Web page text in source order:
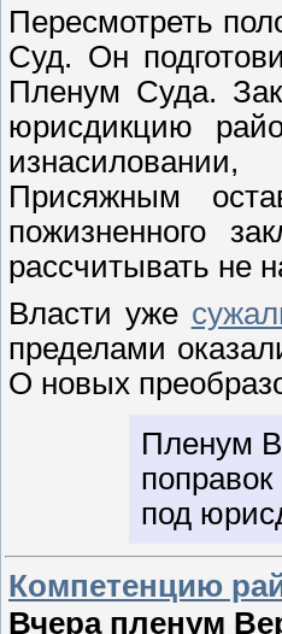
Пересмотреть
Суд. Он
Пленум Суда.
юрисдикцию
Присяжным
пожизненного
рассчитывать не
Власти уже
пределами
О новых
Пленум
под
Компетенцию
Вчера пленум